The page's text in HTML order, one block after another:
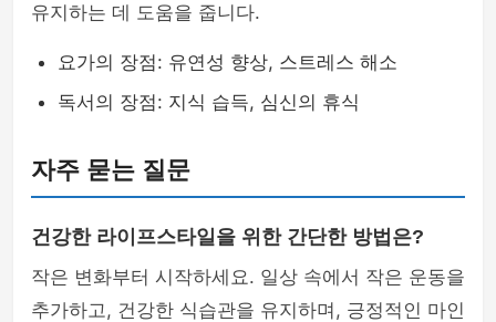
유지하는 데 도움을 줍니다.
요가의 장점: 유연성 향상, 스트레스 해소
독서의 장점: 지식 습득, 심신의 휴식
자주 묻는 질문
건강한 라이프스타일을 위한 간단한 방법은?
작은 변화부터 시작하세요. 일상 속에서 작은 운동을
추가하고, 건강한 식습관을 유지하며, 긍정적인 마인